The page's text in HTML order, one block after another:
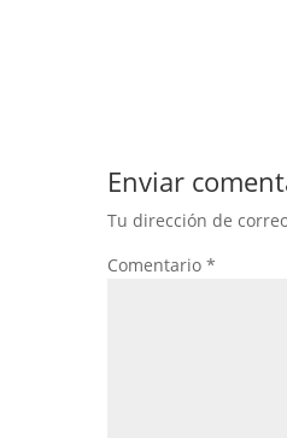
Enviar
Tu dirección de
Comentario *